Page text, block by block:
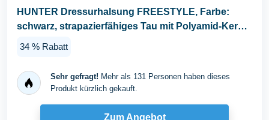
HUNTER Dressurhalsung FREESTYLE, Farbe:
schwarz, strapazierfähiges Tau mit Polyamid-Kern,
34 % Rabatt
Sehr gefragt! Mehr als 131 Personen haben dieses
Produkt kürzlich gekauft.
Zum Angebot